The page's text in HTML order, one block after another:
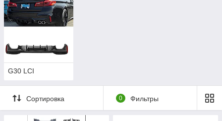
G30 LCI
Сортировка 0 Фильтры